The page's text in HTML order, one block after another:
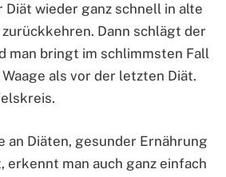
wieder ganz schnell in alte
Dann schlägt der
man bringt im schlimmsten Fall
als vor der letzten Diät.
an Diäten, gesunder Ernährung
erkennt man auch ganz einfach